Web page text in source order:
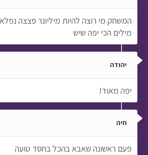
המשחק מי רוצה להיות מיליונר פצצה
מילים הכי יפה שיש
יהודה
יפה מאוד!
חיה
פעם ראשונה שאבא בהכל בחסד טועה